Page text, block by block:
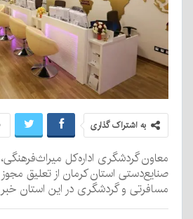
به اشتراک گذاری
معاون گردشگری اداره‌کل
صنایع‌دستی استان کرمان از تعلیق
مسافرتی و گردشگری در این استان خبر